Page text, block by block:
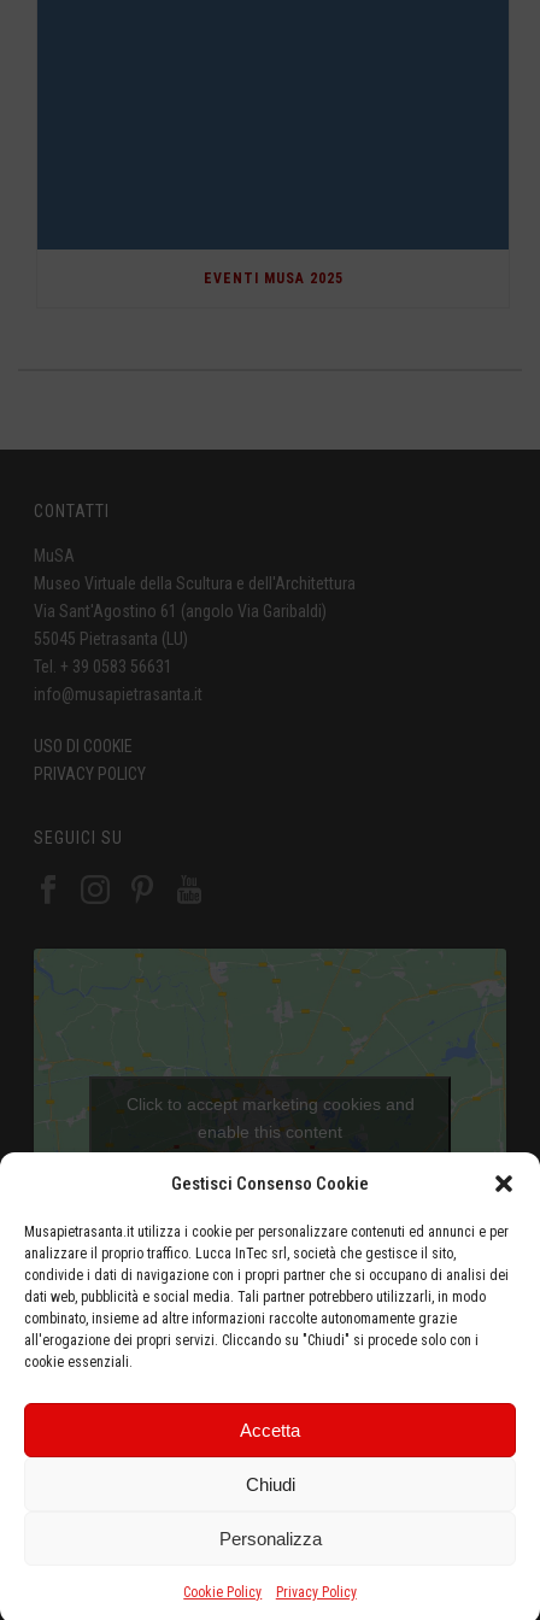
Gestisci Consenso Cookie
Musapietrasanta.it utilizza i cookie per personalizzare contenuti ed annunci e per
analizzare il proprio traffico. Lucca InTec srl, società che gestisce il sito,
condivide i dati di navigazione con i propri partner che si occupano di analisi dei
dati web, pubblicità e social media. Tali partner potrebbero utilizzarli, in modo
combinato, insieme ad altre informazioni raccolte autonomamente grazie
all'erogazione dei propri servizi. Cliccando su "Chiudi" si procede solo con i
cookie essenziali.
Accetta
Chiudi
Personalizza
Cookie Policy Privacy Policy
EVENTI MUSA 2025
CONTATTI
MuSA
Museo Virtuale della Scultura e dell'Architettura
Via Sant'Agostino 61 (angolo Via Garibaldi)
55045 Pietrasanta (LU)
Tel. + 39 0583 56631
info@musapietrasanta.it
USO DI COOKIE
PRIVACY POLICY
SEGUICI SU
Click to accept marketing cookies and
enable this content
Aeroporto di Pisa - 46 Km
Autostrada Azzurra E80 Casello Versilia - 5 Km
Copyright MuSA © 2016 • Tutti i diritti riservati •Lucca Intec s.r.l.